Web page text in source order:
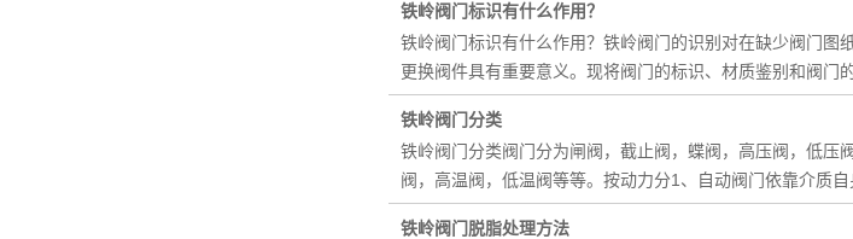
铁岭阀门标识有什么作用？
铁岭阀门标识有什么作用？铁岭阀门的识别对在缺少阀门图
更换阀件具有重要意义。现将阀门的标识、材质鉴别和阀
铁岭阀门分类
铁岭阀门分类阀门分为闸阀，截止阀，蝶阀，高压阀，低
阀，高温阀，低温阀等等。按动力分1、自动阀门依靠介质
铁岭阀门脱脂处理方法